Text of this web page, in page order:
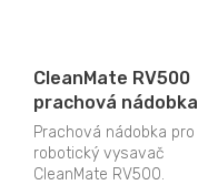
CleanMate RV500
prachová nádobka
Prachová nádobka pro
robotický vysavač
CleanMate RV500.